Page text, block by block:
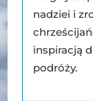
nadziei i
inspiracją
podróży.